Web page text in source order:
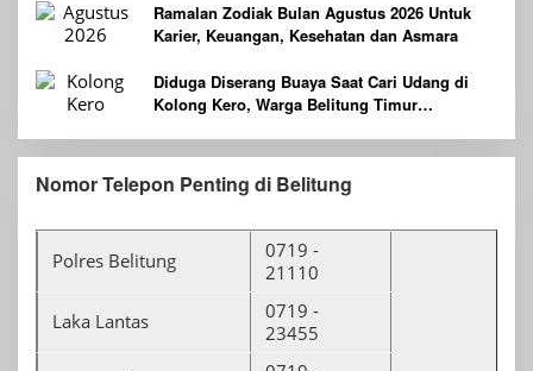
Ramalan Zodiak Bulan Agustus 2026 Untuk
Karier, Keuangan, Kesehatan dan Asmara
Diduga Diserang Buaya Saat Cari Udang di
Kolong Kero, Warga Belitung Timur
Nomor Telepon Penting di Belitung
Polres Belitung
0719 -
21110
Laka Lantas
0719 -
23455